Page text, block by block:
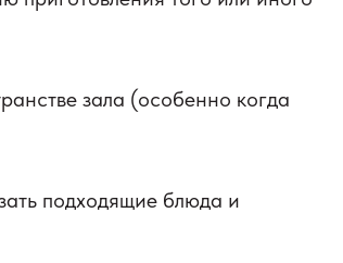
зала (особенно когда
подходящие блюда и